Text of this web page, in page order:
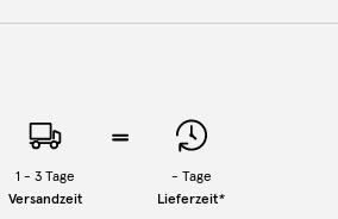
1 - 3 Tage
Versandzeit
- Tage
Lieferzeit*